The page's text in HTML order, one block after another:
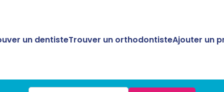
un dentisteTrouver un orthodontisteAjouter un